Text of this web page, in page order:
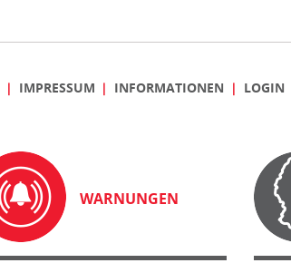
IMPRESSUM INFORMATIONEN LOGIN
WARNUNGEN